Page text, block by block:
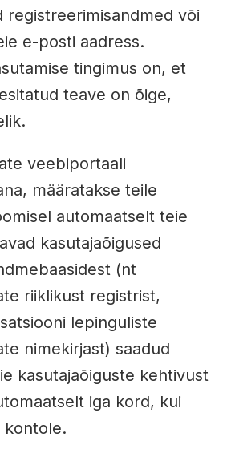
registreerimisandmed või
e-posti aadress.
tingimus on, et
teave on õige,
veebiportaali
määratakse teile
automaatselt teie
kasutajaõigused
(nt
riiklikust registrist,
lepinguliste
nimekirjast) saadud
kasutajaõiguste kehtivust
iga kord, kui
kontole.